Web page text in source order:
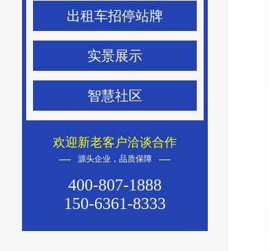
出租车招停站牌
实景展示
智慧社区
欢迎新老客户洽谈合作
源头企业，品质保障
400-807-1888
150-6361-8333